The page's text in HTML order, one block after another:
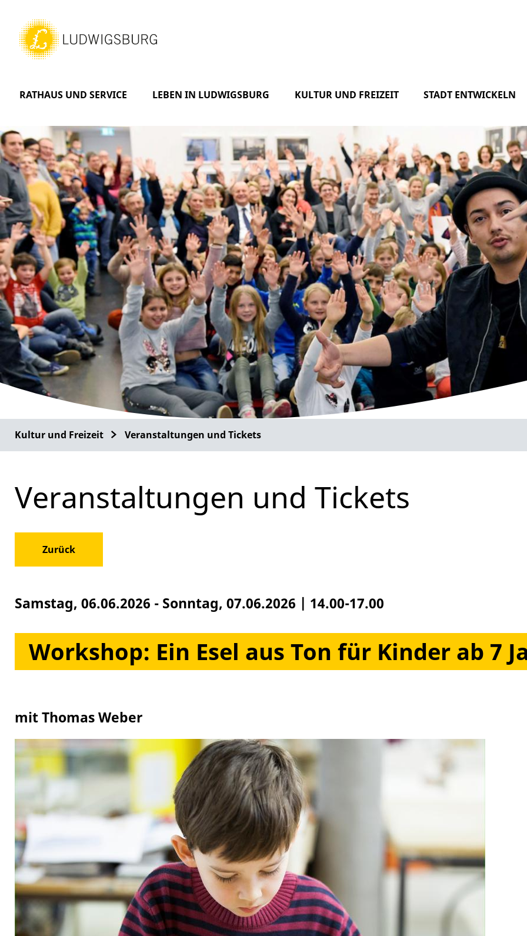
RATHAUS UND SERVICE LEBEN IN LUDWIGSBURG KULTUR UND FREIZEIT STADT ENTWICKELN
Kultur und Freizeit Veranstaltungen und Tickets
Veranstaltungen und Tickets
Zurück
Samstag, 06.06.2026 - Sonntag, 07.06.2026 | 14.00-17.00
Workshop: Ein Esel aus Ton für Kinder ab 7
mit Thomas Weber